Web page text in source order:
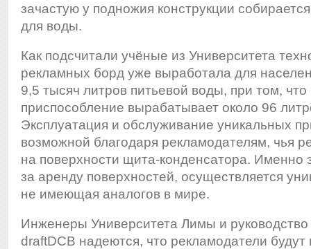
зачастую у подножия конструкции
для воды.
Как подсчитали учёные из Университета
рекламных борд уже выработала для
9,5 тысяч литров питьевой воды, при том, что
приспособление вырабатывает около 96
Эксплуатация и обслуживание уникальных
возможной благодаря рекламодателям, чья
на поверхности щита-конденсатора. Именно
за аренду поверхностей, осуществляется
не имеющая аналогов в мире.
Инженеры Университета Лимы и
draftDCB надеются, что рекламодатели